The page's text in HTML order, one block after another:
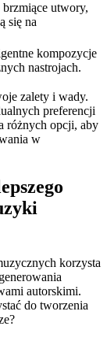
utwory,
się na
kompozycje
nastrojach.
zalety i wady.
preferencji
różnych opcji, aby
w
korzysta
autorskimi.
do tworzenia